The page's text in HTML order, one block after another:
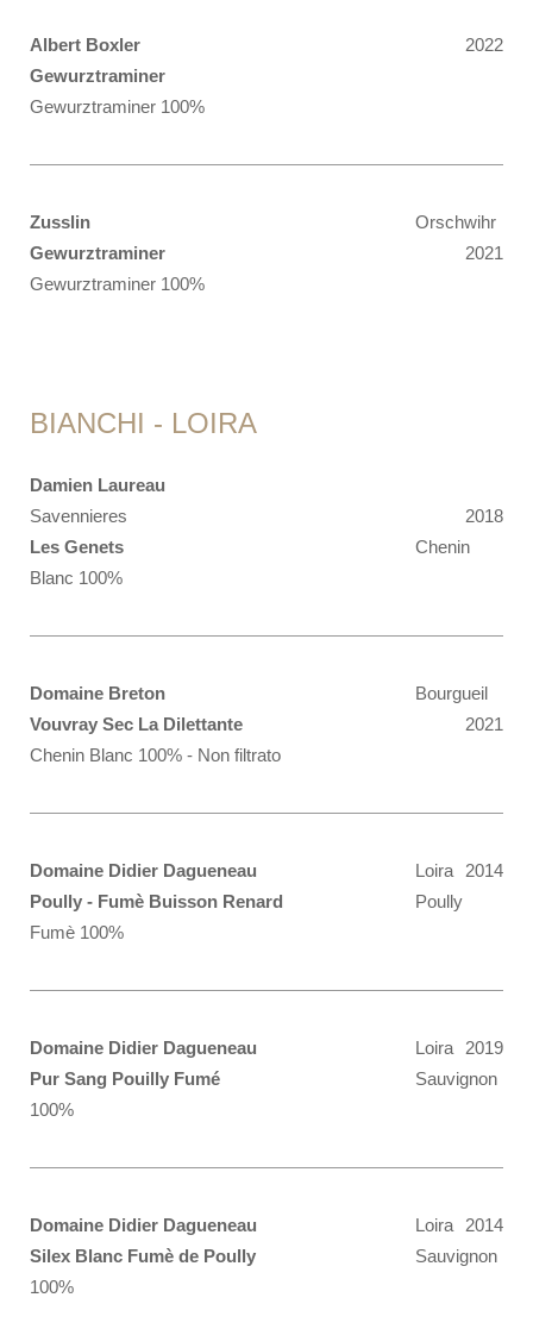
Albert Boxler
2022
Gewurztraminer
Gewurztraminer 100%
Zusslin
Orschwihr
2021
Gewurztraminer
Gewurztraminer 100%
BIANCHI - LOIRA
Damien Laureau
Savennieres
2018
Les Genets
Chenin
Blanc 100%
Domaine Breton
Bourgueil
2021
Vouvray Sec La Dilettante
Chenin Blanc 100% - Non filtrato
Domaine Didier Dagueneau Loira
2014
Poully - Fumè Buisson Renard
Poully
Fumè 100%
Domaine Didier Dagueneau Loira
2019
Pur Sang Pouilly Fumé
Sauvignon
100%
Domaine Didier Dagueneau Loira
2014
Silex Blanc Fumè de Poully
Sauvignon
100%